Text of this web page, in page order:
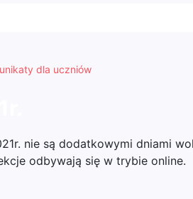
dla uczniów
nie są dodatkowymi dniami
odbywają się w trybie online.